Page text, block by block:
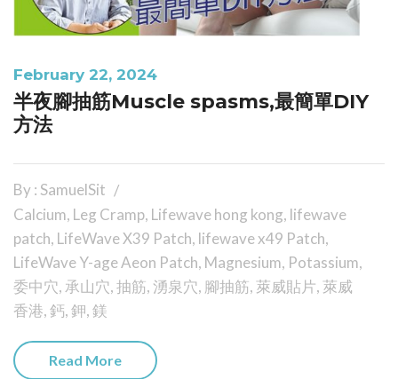
February 22, 2024
半夜腳抽筋Muscle spasms,最簡單DIY
方法
By : SamuelSit
Calcium, Leg Cramp, Lifewave hong kong, lifewave
patch, LifeWave X39 Patch, lifewave x49 Patch,
LifeWave Y-age Aeon Patch, Magnesium, Potassium,
委中穴,承山穴,抽筋, 湧泉穴, 腳抽筋,萊威貼片,萊威
香港,鈣,鉀,鎂
Read More